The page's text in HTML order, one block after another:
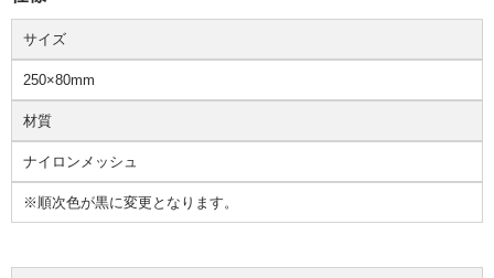
サイズ
250×80mm
材質
ナイロンメッシュ
※順次色が黒に変更となります。